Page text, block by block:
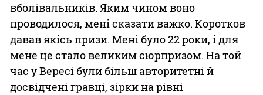
вболівальників. Яким чином воно
проводилося, мені сказати важко. Коротков
давав якісь призи. Мені було 22 роки, і для
мене це стало великим сюрпризом. На той
час у Вересі були більш авторитетні й
досвідчені гравці, зірки на рівні